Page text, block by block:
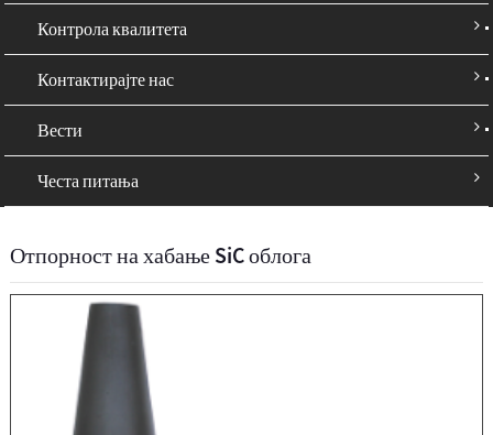
Контрола квалитета
Контактирајте нас
Вести
Честа питања
Отпорност на хабање SiC облога